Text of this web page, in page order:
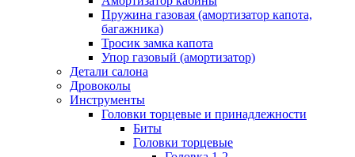
Пружина газовая (амортизатор капота,
багажника)
Тросик замка капота
Упор газовый (амортизатор)
Детали салона
Дровоколы
Инструменты
Головки торцевые и принадлежности
Биты
Головки торцевые